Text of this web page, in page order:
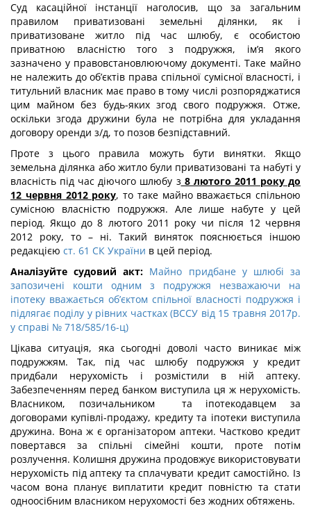
Суд касаційної інстанції наголосив, що за загальним
правилом приватизовані земельні ділянки, як і
приватизоване житло під час шлюбу, є особистою
приватною власністю того з подружжя, ім’я якого
зазначено у правовстановлюючому документі. Таке майно
не належить до об’єктів права спільної сумісної власності, і
титульний власник має право в тому числі розпоряджатися
цим майном без будь-яких згод свого подружжя. Отже,
оскільки згода дружини була не потрібна для укладання
договору оренди з/д, то позов безпідставний.
Проте з цього правила можуть бути винятки. Якщо
земельна ділянка або житло були приватизовані та набуті у
власність під час діючого шлюбу з 8 лютого 2011 року до
12 червня 2012 року, то таке майно вважається спільною
сумісною власністю подружжя. Але лише набуте у цей
період. Якщо до 8 лютого 2011 року чи після 12 червня
2012 року, то – ні. Такий виняток пояснюється іншою
редакцією ст. 61 СК України в цей період.
Аналізуйте судовий акт: Майно придбане у шлюбі за
запозичені кошти одним з подружжя незважаючи на
іпотеку вважається об’єктом спільної власності подружжя і
підлягає поділу у рівних частках (ВССУ від 15 травня 2017р.
у справі № 718/585/16-ц)
Цікава ситуація, яка сьогодні доволі часто виникає між
подружжям. Так, під час шлюбу подружжя у кредит
придбали нерухомість і розмістили в ній аптеку.
Забезпеченням перед банком виступила ця ж нерухомість.
Власником, позичальником та іпотекодавцем за
договорами купівлі-продажу, кредиту та іпотеки виступила
дружина. Вона ж є організатором аптеки. Частково кредит
повертався за спільні сімейні кошти, проте потім
розлучення. Колишня дружина продовжує використовувати
нерухомість під аптеку та сплачувати кредит самостійно. Із
часом вона планує виплатити кредит повністю та стати
одноосібним власником нерухомості без жодних обтяжень.